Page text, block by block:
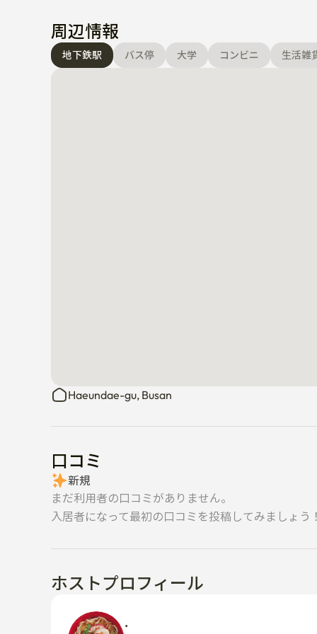
周辺情報
地下鉄駅 バス停 大学 コンビニ 生活雑
Haeundae-gu, Busan
口コミ
新規
まだ利用者の口コミがありません。
入居者になって最初の口コミを投稿してみましょう
ホストプロフィール